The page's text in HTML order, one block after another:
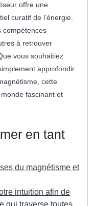
offre une
curatif de l’énergie.
compétences
à retrouver
vous souhaitiez
approfondir
cette
fascinant et
en tant
du magnétisme et
intuition afin de